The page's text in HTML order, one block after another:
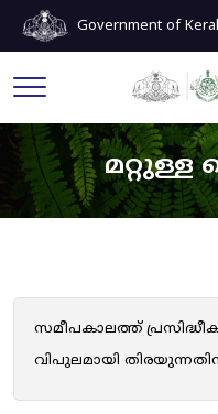
Government of
സമീപകാലത്ത്
വിപുലമായി